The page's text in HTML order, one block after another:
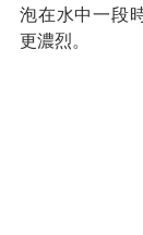
泡在水中一段
更濃烈。